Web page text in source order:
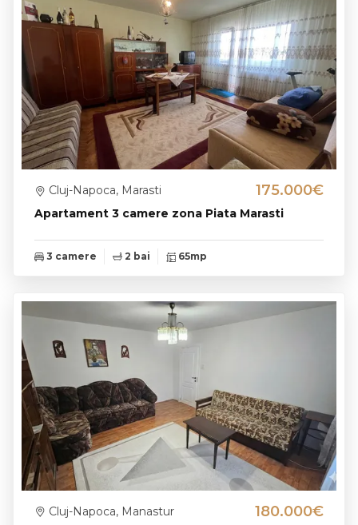
Apartament 3 camere zona Piata Marasti
Cluj-Napoca, Marasti 175.000€
3 camere 2 bai 65mp
Cluj-Napoca, Manastur 180.000€